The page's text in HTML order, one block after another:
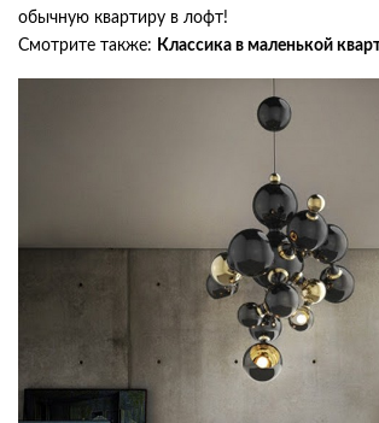
обычную квартиру в лофт!
Смотрите также: Классика в маленькой